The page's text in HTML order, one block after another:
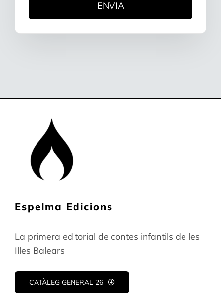
Espelma Edicions
La primera editorial de contes infantils de les
Illes Balears
CATÀLEG GENERAL 26